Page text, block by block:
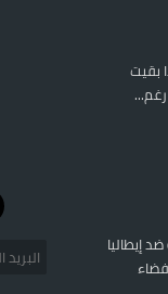
بقيت
إيطاليا